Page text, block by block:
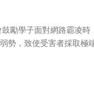
勵學子面對網路霸凌時
勢，致使受害者採取極